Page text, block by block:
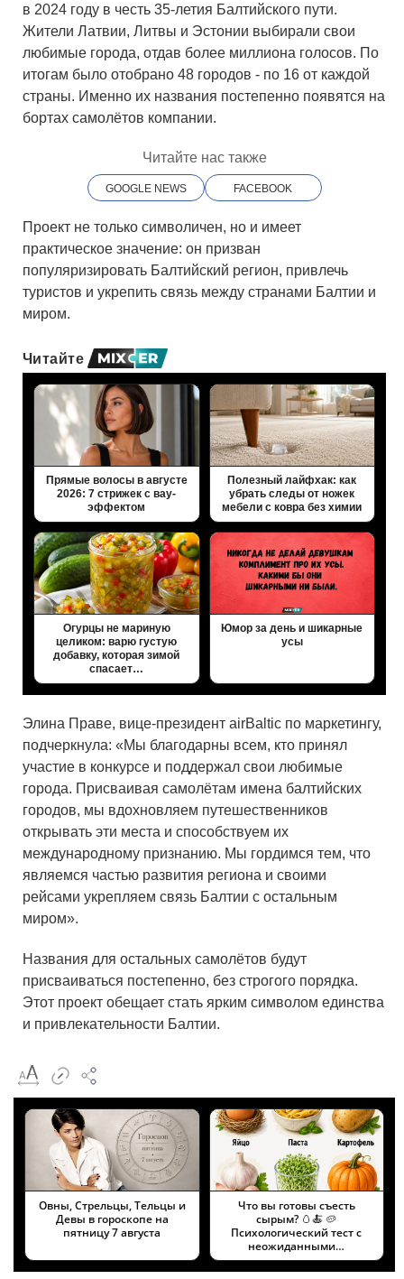
в 2024 году в честь 35-летия Балтийского пути.
Жители Латвии, Литвы и Эстонии выбирали свои
любимые города, отдав более миллиона голосов. По
итогам было отобрано 48 городов - по 16 от каждой
страны. Именно их названия постепенно появятся на
бортах самолётов компании.
Читайте нас также
GOOGLE NEWS FACEBOOK
Проект не только символичен, но и имеет
практическое значение: он призван
популяризировать Балтийский регион, привлечь
туристов и укрепить связь между странами Балтии и
миром.
Читайте
Прямые волосы в августе
2026: 7 стрижек с вау-
эффектом
Полезный лайфхак: как
убрать следы от ножек
мебели с ковра без химии
Огурцы не мариную
целиком: варю густую
добавку, которая зимой
спасает…
Юмор за день и шикарные
усы
Элина Праве, вице-президент airBaltic по маркетингу,
подчеркнула: «Мы благодарны всем, кто принял
участие в конкурсе и поддержал свои любимые
города. Присваивая самолётам имена балтийских
городов, мы вдохновляем путешественников
открывать эти места и способствуем их
международному признанию. Мы гордимся тем, что
являемся частью развития региона и своими
рейсами укрепляем связь Балтии с остальным
миром».
Названия для остальных самолётов будут
присваиваться постепенно, без строгого порядка.
Этот проект обещает стать ярким символом единства
и привлекательности Балтии.
Овны, Стрельцы, Тельцы и
Девы в гороскопе на
пятницу 7 августа
Что вы готовы съесть
сырым? 🥚🍝 🥔
Психологический тест с
неожиданными…